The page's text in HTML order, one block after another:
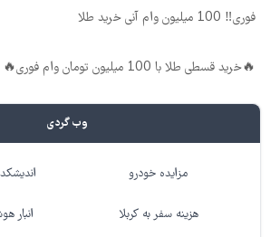
فوری‼️ 100 میلیون وام آنی خرید طلا
🔥خرید قسطی طلا با 100 میلیون تومان وام فوری🔥
وب گردی
مزایده خودرو
هزینه سفر به کربلا انبار